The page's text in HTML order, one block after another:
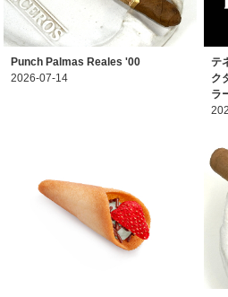
Punch Palmas Reales '00
2026-07-14
テ
ク
ラ